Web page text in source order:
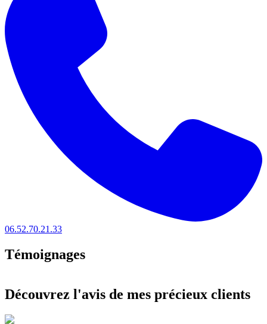
06.52.70.21.33
Témoignages
Découvrez l'avis de mes précieux clients